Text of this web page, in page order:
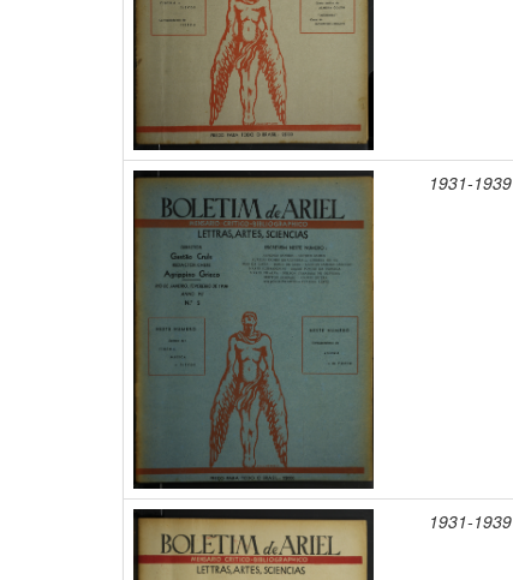
1931-1939
1931-1939